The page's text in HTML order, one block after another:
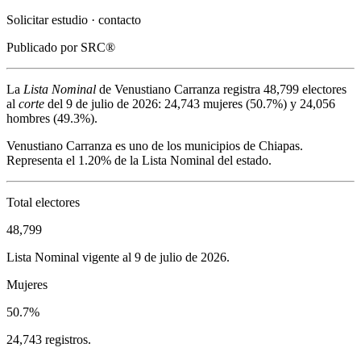
Solicitar estudio · contacto
Publicado por SRC®
La Lista Nominal de Venustiano Carranza registra 48,799 electores
al corte del 9 de julio de 2026: 24,743 mujeres (50.7%) y 24,056
hombres (49.3%).
Venustiano Carranza es uno de los municipios de Chiapas.
Representa el 1.20% de la Lista Nominal del estado.
Total electores
48,799
Lista Nominal vigente al 9 de julio de 2026.
Mujeres
50.7%
24,743 registros.